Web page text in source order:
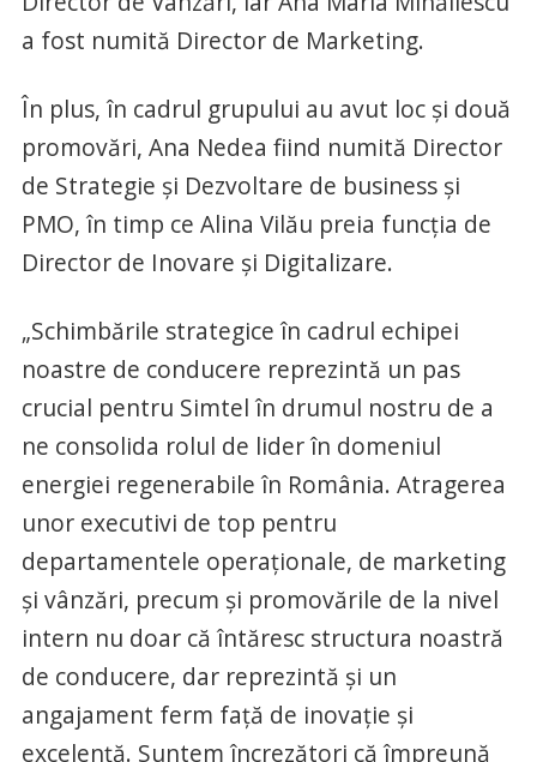
a fost numită Director de Marketing.
În plus, în cadrul grupului au avut loc și două
promovări, Ana Nedea fiind numită Director
de Strategie și Dezvoltare de business și
PMO, în timp ce Alina Vilău preia funcția de
Director de Inovare și Digitalizare.
„Schimbările strategice în cadrul echipei
noastre de conducere reprezintă un pas
crucial pentru Simtel în drumul nostru de a
ne consolida rolul de lider în domeniul
energiei regenerabile în România. Atragerea
unor executivi de top pentru
departamentele operaționale, de marketing
și vânzări, precum și promovările de la nivel
intern nu doar că întăresc structura noastră
de conducere, dar reprezintă și un
angajament ferm față de inovație și
excelență. Suntem încrezători că împreună